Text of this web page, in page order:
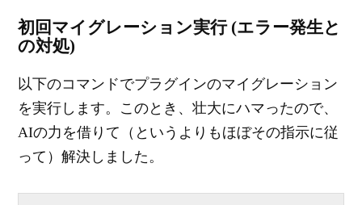
初回マイグレーション実行 (エラー発生と
の対処)
以下のコマンドでプラグインのマイグレーション
を実行します。このとき、壮大にハマったので、
AIの力を借りて（というよりもほぼその指示に従
って）解決しました。